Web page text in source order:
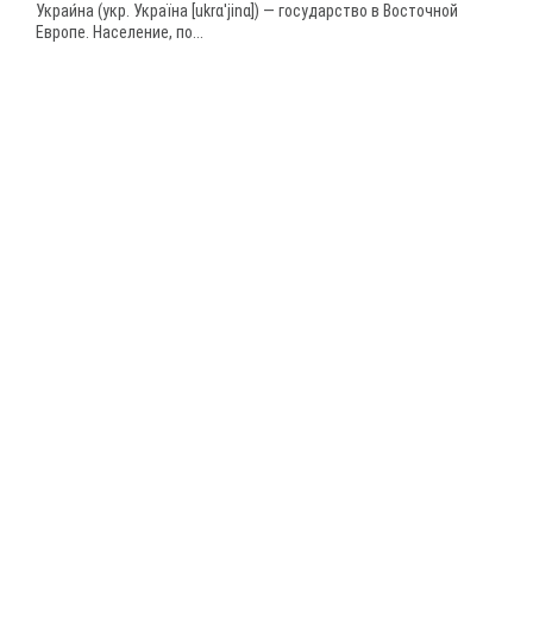
Украи́на (укр. Україна [ukrɑˈjinɑ]) — государство в Восточной
Европе. Население, по...